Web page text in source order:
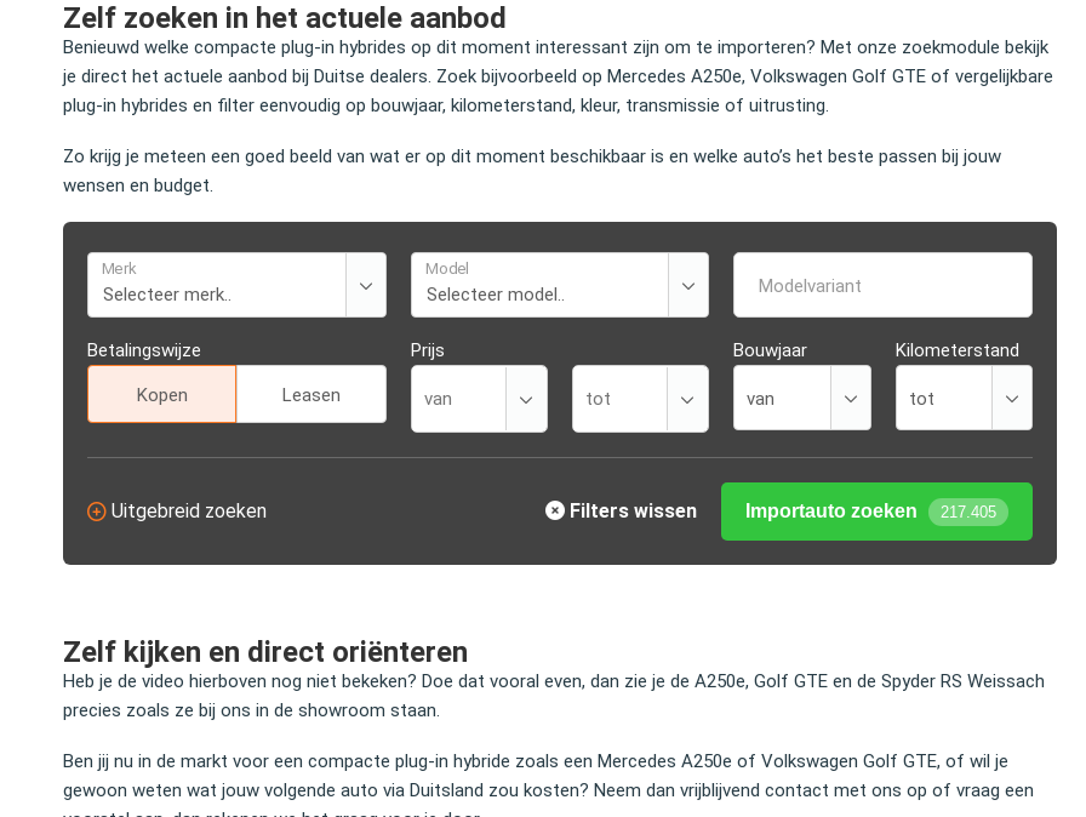
Zelf zoeken in het actuele aanbod
Benieuwd welke compacte plug-in hybrides op dit moment interessant zijn om te importeren? Met onze zoekmodule bekijk
je direct het actuele aanbod bij Duitse dealers. Zoek bijvoorbeeld op Mercedes A250e, Volkswagen Golf GTE of vergelijkbare
plug-in hybrides en filter eenvoudig op bouwjaar, kilometerstand, kleur, transmissie of uitrusting.
Zo krijg je meteen een goed beeld van wat er op dit moment beschikbaar is en welke auto’s het beste passen bij jouw
wensen en budget.
Merk Model
Modelvariant
Betalingswijze
Kopen Leasen
Prijs Bouwjaar Kilometerstand
Uitgebreid zoeken Filters wissen Importauto zoeken 217.405
Zelf kijken en direct oriënteren
Heb je de video hierboven nog niet bekeken? Doe dat vooral even, dan zie je de A250e, Golf GTE en de Spyder RS Weissach
precies zoals ze bij ons in de showroom staan.
Ben jij nu in de markt voor een compacte plug‑in hybride zoals een Mercedes A250e of Volkswagen Golf GTE, of wil je
gewoon weten wat jouw volgende auto via Duitsland zou kosten? Neem dan vrijblijvend contact met ons op of vraag een